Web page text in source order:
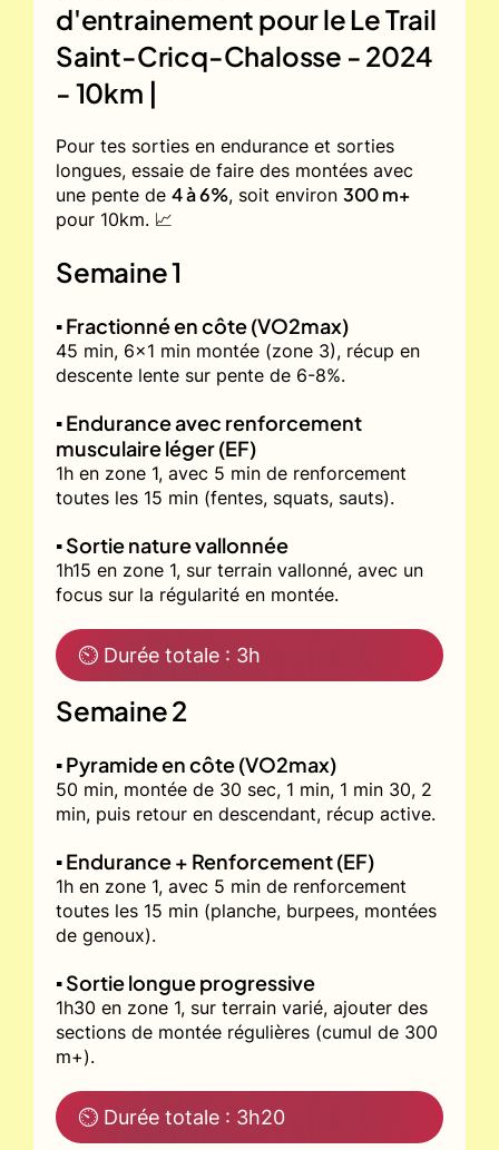
d'entrainement pour leLe Trail
Saint-Cricq-Chalosse - 2024
- 10km |
Pour tes sorties en endurance et sorties
longues, essaie de faire des montées avec
une pente de 4 à 6%, soit environ 300 m+
pour 10km. 📈
Semaine 1
▪️ Fractionné en côte (VO2max)
45 min, 6x1 min montée (zone 3), récup en
descente lente sur pente de 6-8%.
▪️ Endurance avec renforcement
musculaire léger (EF)
1h en zone 1, avec 5 min de renforcement
toutes les 15 min (fentes, squats, sauts).
▪️ Sortie nature vallonnée
1h15 en zone 1, sur terrain vallonné, avec un
focus sur la régularité en montée.
⏲ Durée totale : 3h
Semaine 2
▪️ Pyramide en côte (VO2max)
50 min, montée de 30 sec, 1 min, 1 min 30, 2
min, puis retour en descendant, récup active.
▪️ Endurance + Renforcement (EF)
1h en zone 1, avec 5 min de renforcement
toutes les 15 min (planche, burpees, montées
de genoux).
▪️ Sortie longue progressive
1h30 en zone 1, sur terrain varié, ajouter des
sections de montée régulières (cumul de 300
m+).
⏲ Durée totale : 3h20